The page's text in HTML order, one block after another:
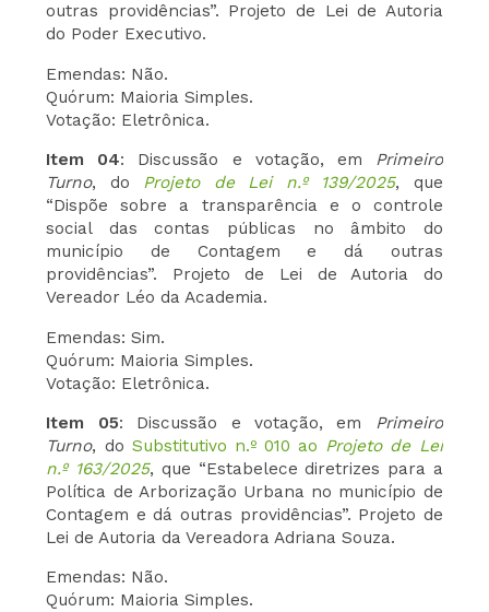
outras providências”. Projeto de Lei de Autoria
do Poder Executivo.
Emendas: Não.
Quórum: Maioria Simples.
Votação: Eletrônica.
Item 04: Discussão e votação, em Primeiro
Turno, do Projeto de Lei n.º 139/2025, que
“Dispõe sobre a transparência e o controle
social das contas públicas no âmbito do
município de Contagem e dá outras
providências”. Projeto de Lei de Autoria do
Vereador Léo da Academia.
Emendas: Sim.
Quórum: Maioria Simples.
Votação: Eletrônica.
Item 05: Discussão e votação, em Primeiro
Turno, do Substitutivo n.º 010 ao Projeto de Lei
n.º 163/2025, que “Estabelece diretrizes para a
Política de Arborização Urbana no município de
Contagem e dá outras providências”. Projeto de
Lei de Autoria da Vereadora Adriana Souza.
Emendas: Não.
Quórum: Maioria Simples.